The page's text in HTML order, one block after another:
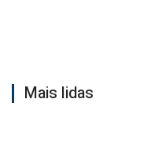
Mais lidas